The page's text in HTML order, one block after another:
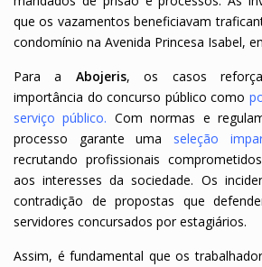
que os vazamentos beneficiavam
condomínio na Avenida Princesa Isabel,
Para a Abojeris, os casos
importância do concurso público como
serviço público. Com normas e
processo garante uma seleção
recrutando profissionais
aos interesses da sociedade. Os
contradição de propostas que
servidores concursados por estagiários.
Assim, é fundamental que os